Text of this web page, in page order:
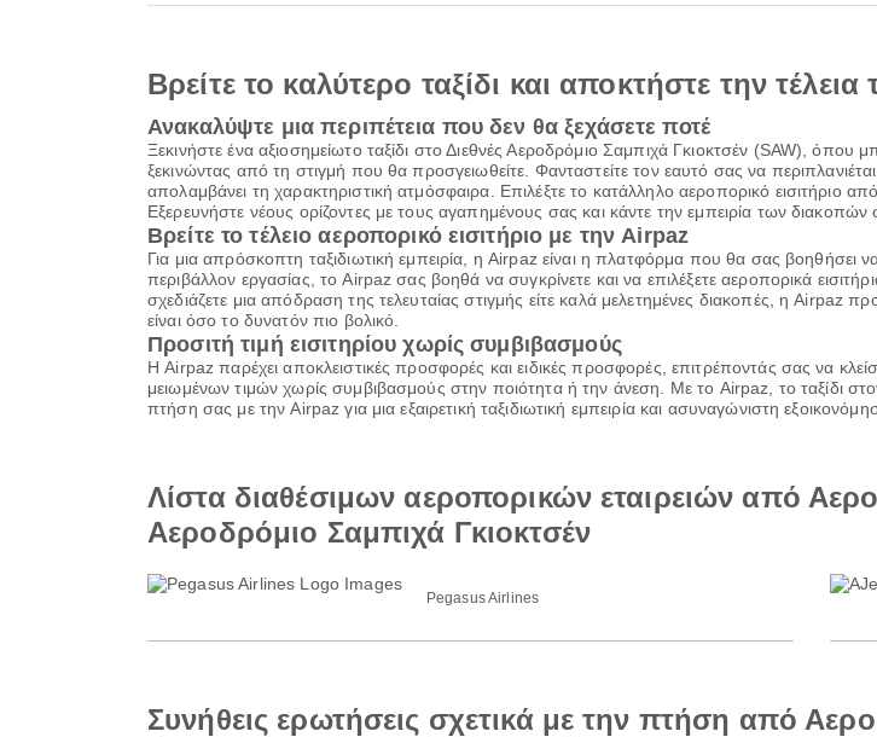
Βρείτε το καλύτερο ταξίδι και αποκτήστε την τέλεια
Ανακαλύψτε μια περιπέτεια που δεν θα ξεχάσετε ποτέ
Ξεκινήστε ένα αξιοσημείωτο ταξίδι στο Διεθνές Αεροδρόμιο Σαμπιχά Γκιοκτσέν (SAW),
ξεκινώντας από τη στιγμή που θα προσγειωθείτε. Φανταστείτε τον εαυτό σας να
απολαμβάνει τη χαρακτηριστική ατμόσφαιρα. Επιλέξτε το κατάλληλο αεροπορικό
Εξερευνήστε νέους ορίζοντες με τους αγαπημένους σας και κάντε την εμπειρία των διακοπών
Βρείτε το τέλειο αεροπορικό εισιτήριο με την Airpaz
Για μια απρόσκοπτη ταξιδιωτική εμπειρία, η Airpaz είναι η πλατφόρμα που θα σας βοηθήσει
περιβάλλον εργασίας, το Airpaz σας βοηθά να συγκρίνετε και να επιλέξετε αεροπορικά
σχεδιάζετε μια απόδραση της τελευταίας στιγμής είτε καλά μελετημένες διακοπές, η Airpaz
είναι όσο το δυνατόν πιο βολικό.
Προσιτή τιμή εισιτηρίου χωρίς συμβιβασμούς
Η Airpaz παρέχει αποκλειστικές προσφορές και ειδικές προσφορές, επιτρέποντάς σας να
μειωμένων τιμών χωρίς συμβιβασμούς στην ποιότητα ή την άνεση. Με το Airpaz, το ταξίδι
πτήση σας με την Airpaz για μια εξαιρετική ταξιδιωτική εμπειρία και ασυναγώνιστη
Λίστα διαθέσιμων αεροπορικών εταιρειών από
Αεροδρόμιο Σαμπιχά Γκιοκτσέν
Pegasus Airlines
Συνήθεις ερωτήσεις σχετικά με την πτήση από